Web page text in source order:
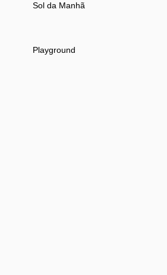
Sol da Manhã
Playground